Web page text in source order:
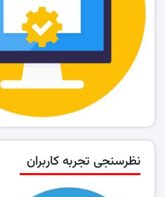
نظرسنجی تجربه کاربران